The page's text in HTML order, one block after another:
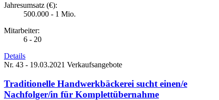
Jahresumsatz (€):
500.000 - 1 Mio.
Mitarbeiter:
6 - 20
Details
Nr. 43 - 19.03.2021 Verkaufsangebote
Traditionelle Handwerkbäckerei sucht einen/e
Nachfolger/in für Komplettübernahme